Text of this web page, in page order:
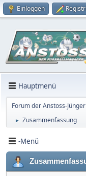
Einloggen
Hauptmenü
Forum der Anstoss-Jünger
► Zusammenfassung
-Menü